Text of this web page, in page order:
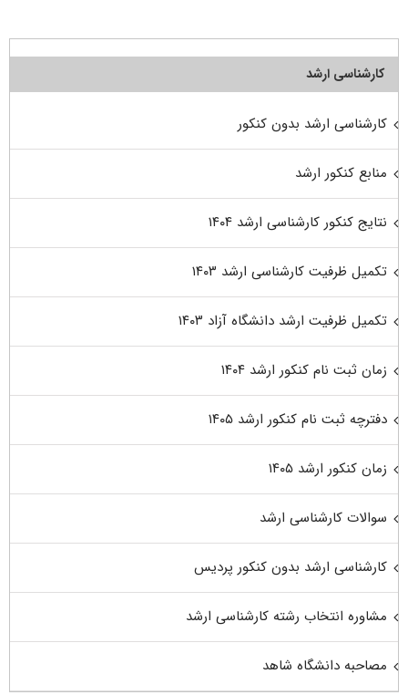
کارشناسی ارشد
کارشناسی ارشد بدون کنکور
منابع کنکور ارشد
نتایج کنکور کارشناسی ارشد ۱۴۰۴
تکمیل ظرفیت کارشناسی ارشد ۱۴۰۳
تکمیل ظرفیت ارشد دانشگاه آزاد ۱۴۰۳
زمان ثبت نام کنکور ارشد ۱۴۰۴
دفترچه ثبت نام کنکور ارشد ۱۴۰۵
زمان کنکور ارشد ۱۴۰۵
سوالات کارشناسی ارشد
کارشناسی ارشد بدون کنکور پردیس
مشاوره انتخاب رشته کارشناسی ارشد
مصاحبه دانشگاه شاهد